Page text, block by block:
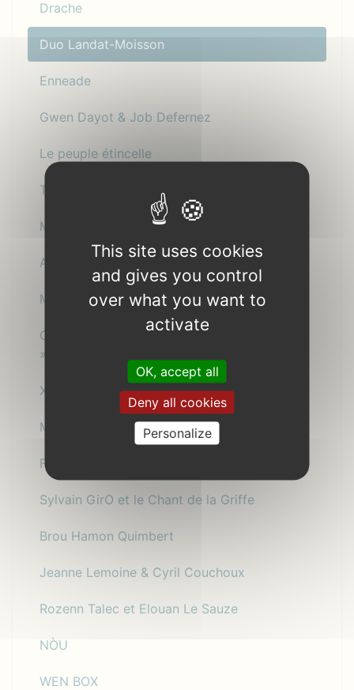
Drache
Duo Landat-Moisson
Enneade
Gwen Dayot & Job Defernez
Le peuple étincelle
The Sugar Family
Maaar - Trio vocal
André Minvielle & Lionel Suarez
Morgane Le Cuff
Christophe et Joachin chantent « Petit Petao
»
Xavier Lesèche
Marie Chiff’mine
Fabienne Morel
Sylvain GirO et le Chant de la Griffe
Brou Hamon Quimbert
Jeanne Lemoine & Cyril Couchoux
Rozenn Talec et Elouan Le Sauze
NÒU
WEN BOX
This site uses cookies
and gives you control
over what you want to
activate
OK, accept all
Deny all cookies
Personalize